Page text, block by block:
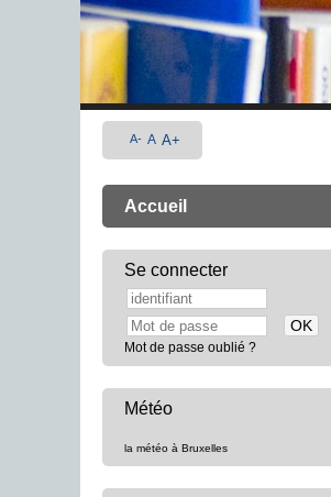
A- A A+
Accueil
Se connecter
Mot de passe oublié ?
Météo
la météo à Bruxelles